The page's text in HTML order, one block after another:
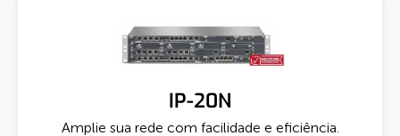
IP-20N
Amplie sua rede com facilidade e eficiência.